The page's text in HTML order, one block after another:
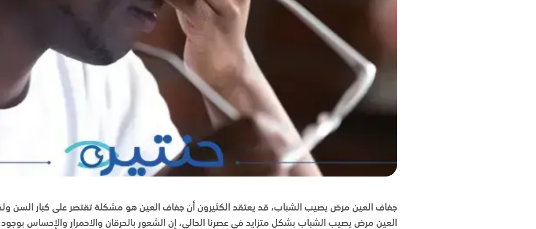
جفاف العين مرض يصيب الشباب، قد يعتقد الكثيرون أن جفاف العين هو مشكلة تقتصر على كبار السن
العين مرض يصيب الشباب بشكل متزايد في عصرنا الحالي، إن الشعور بالحرقان والاحمرار والإحساس